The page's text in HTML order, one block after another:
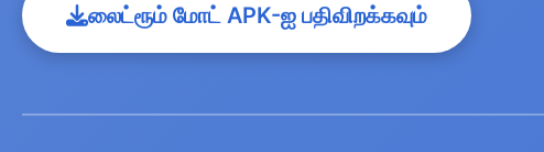
லைட்ரூம் மோட் APK-ஐ பதிவிறக்கவும்